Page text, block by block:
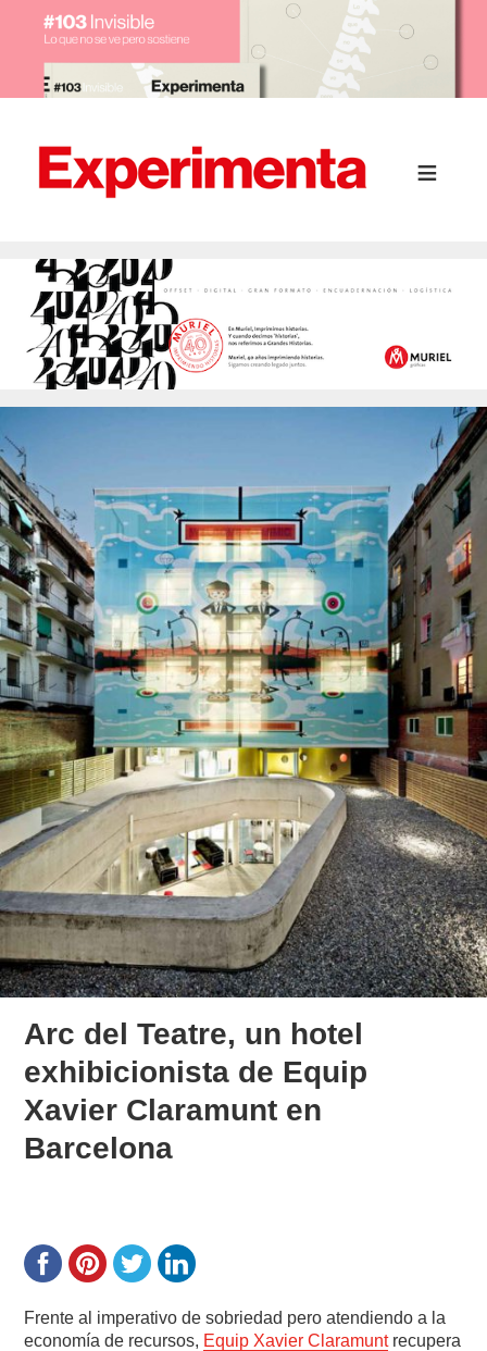
Arc del Teatre, un hotel
exhibicionista de Equip
Xavier Claramunt en
Barcelona
Frente al imperativo de sobriedad pero atendiendo a la
economía de recursos, Equip Xavier Claramuntrecupera